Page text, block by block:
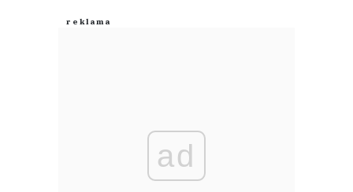
ad